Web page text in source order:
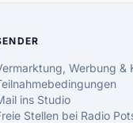
Werbung &
ins Studio
Stellen bei Radio